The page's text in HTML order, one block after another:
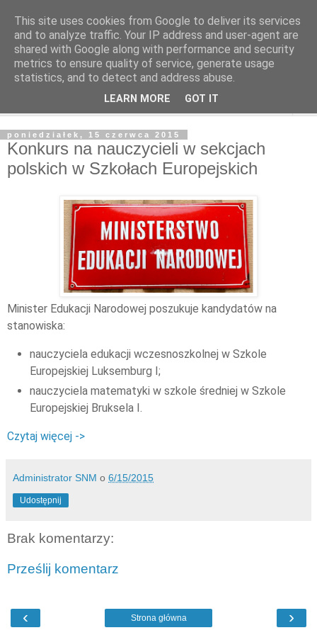
poniedziałek, 15 czerwca 2015
Konkurs na nauczycieli w sekcjach
polskich w Szkołach Europejskich
Minister Edukacji Narodowej poszukuje kandydatów na
stanowiska:
nauczyciela edukacji wczesnoszkolnej w Szkole
Europejskiej Luksemburg I;
nauczyciela matematyki w szkole średniej w Szkole
Europejskiej Bruksela I.
Czytaj więcej ->
Administrator SNM o 6/15/2015
Udostępnij
Brak komentarzy:
Prześlij komentarz
‹ ›
Strona główna
This site uses cookies from Google to deliver its services
and to analyze traffic. Your IP address and user-agent are
shared with Google along with performance and security
metrics to ensure quality of service, generate usage
statistics, and to detect and address abuse.
LEARN MORE GOT IT